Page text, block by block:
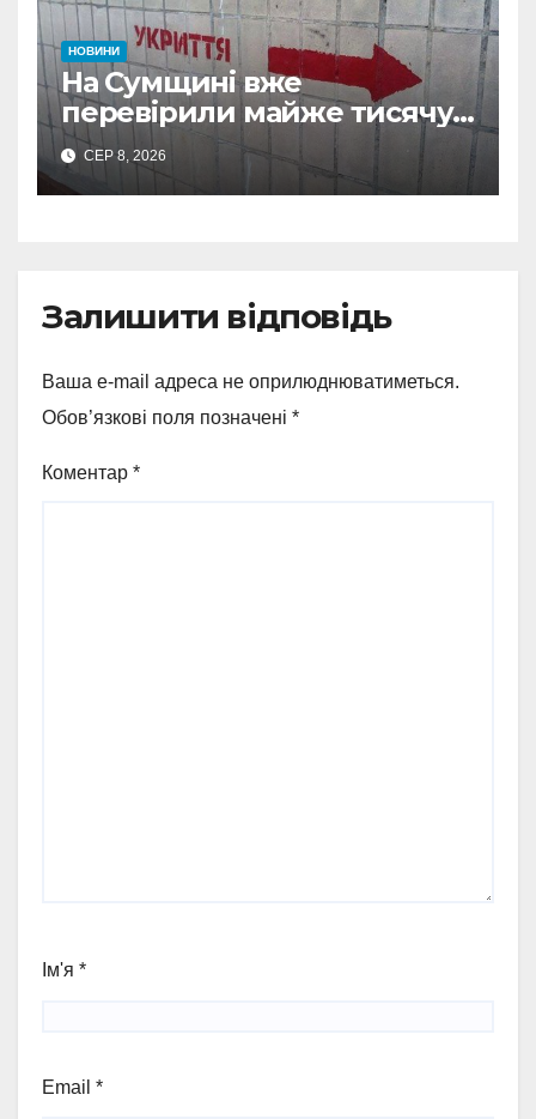
НОВИНИ
На Сумщині вже
перевірили майже тисячу
укриттів: де виявили
замкнені двері
СЕР 8, 2026
Залишити відповідь
Ваша e-mail адреса не оприлюднюватиметься.
Обов’язкові поля позначені *
Коментар *
Ім'я *
Email *